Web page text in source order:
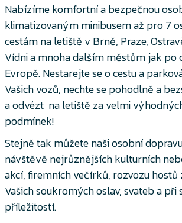
Nabízíme komfortní a bezpečnou
klimatizovaným minibusem až pro 7
cestám na letiště v Brně, Praze,
Vídni a mnoha dalším městům jak po
Evropě. Nestarejte se o cestu a
Vašich vozů, nechte se pohodlně a
a odvézt na letiště za velmi
podmínek!
Stejně tak můžete naši osobní
návštěvě nejrůznějších kulturních
akcí, firemních večírků, rozvozu hostů
Vašich soukromých oslav, svateb a
příležitostí.